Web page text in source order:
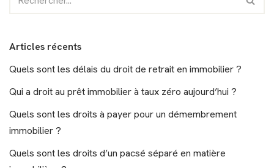
Articles récents
Quels sont les délais du droit de retrait en immobilier ?
Qui a droit au prêt immobilier à taux zéro aujourd’hui ?
Quels sont les droits à payer pour un démembrement
immobilier ?
Quels sont les droits d’un pacsé séparé en matière